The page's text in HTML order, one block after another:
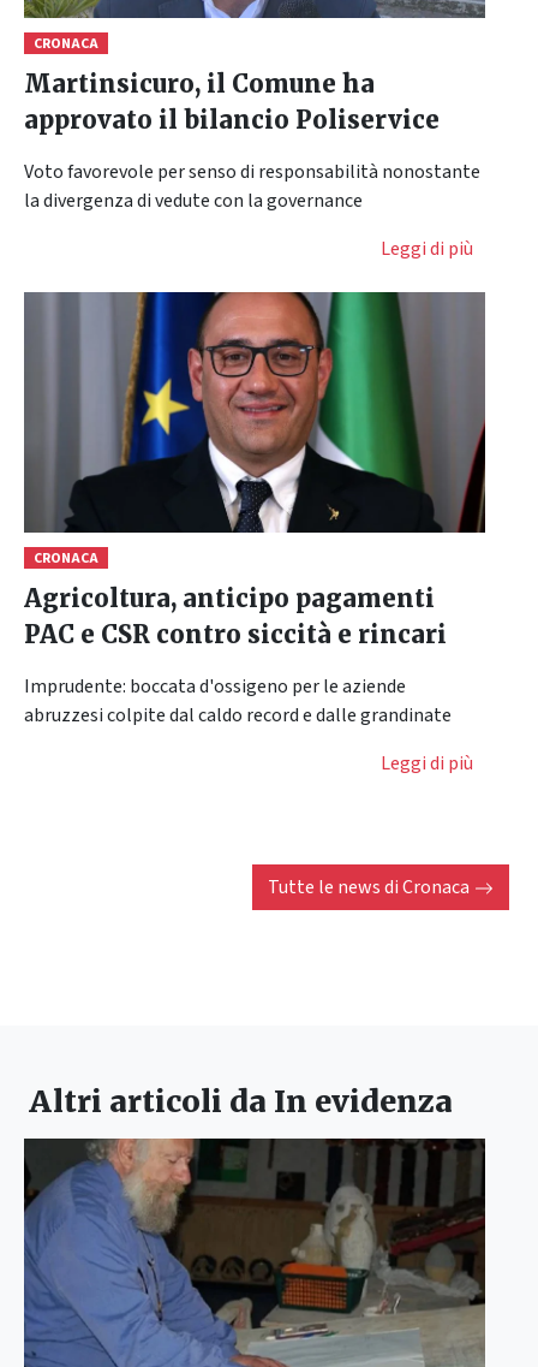
CRONACA
Martinsicuro, il Comune ha
approvato il bilancio Poliservice
Voto favorevole per senso di responsabilità nonostante
la divergenza di vedute con la governance
Leggi di più
CRONACA
Agricoltura, anticipo pagamenti
PAC e CSR contro siccità e rincari
Imprudente: boccata d'ossigeno per le aziende
abruzzesi colpite dal caldo record e dalle grandinate
Leggi di più
Tutte le news diCronaca
Altri articoli da In evidenza